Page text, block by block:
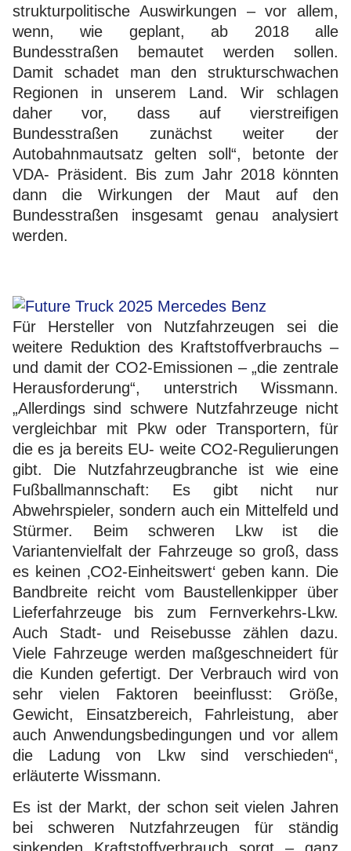
strukturpolitische Auswirkungen – vor allem,
wenn, wie geplant, ab 2018 alle
Bundesstraßen bemautet werden sollen.
Damit schadet man den strukturschwachen
Regionen in unserem Land. Wir schlagen
daher vor, dass auf vierstreifigen
Bundesstraßen zunächst weiter der
Autobahnmautsatz gelten soll“, betonte der
VDA- Präsident. Bis zum Jahr 2018 könnten
dann die Wirkungen der Maut auf den
Bundesstraßen insgesamt genau analysiert
werden.
Für Hersteller von Nutzfahrzeugen sei die
weitere Reduktion des Kraftstoffverbrauchs –
und damit der CO2-Emissionen – „die zentrale
Herausforderung“, unterstrich Wissmann.
„Allerdings sind schwere Nutzfahrzeuge nicht
vergleichbar mit Pkw oder Transportern, für
die es ja bereits EU- weite CO2-Regulierungen
gibt. Die Nutzfahrzeugbranche ist wie eine
Fußballmannschaft: Es gibt nicht nur
Abwehrspieler, sondern auch ein Mittelfeld und
Stürmer. Beim schweren Lkw ist die
Variantenvielfalt der Fahrzeuge so groß, dass
es keinen ‚CO2-Einheitswert‘ geben kann. Die
Bandbreite reicht vom Baustellenkipper über
Lieferfahrzeuge bis zum Fernverkehrs-Lkw.
Auch Stadt- und Reisebusse zählen dazu.
Viele Fahrzeuge werden maßgeschneidert für
die Kunden gefertigt. Der Verbrauch wird von
sehr vielen Faktoren beeinflusst: Größe,
Gewicht, Einsatzbereich, Fahrleistung, aber
auch Anwendungsbedingungen und vor allem
die Ladung von Lkw sind verschieden“,
erläuterte Wissmann.
Es ist der Markt, der schon seit vielen Jahren
bei schweren Nutzfahrzeugen für ständig